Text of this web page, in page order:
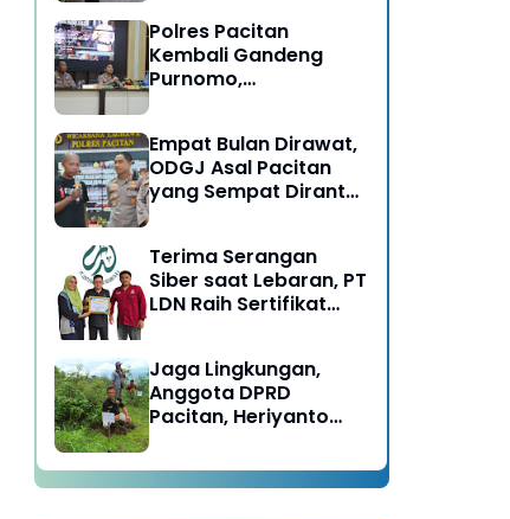
Dapur Tetap Ngebul
Polres Pacitan
Kembali Gandeng
Purnomo,
Rehabilitasi
Empat Bulan Dirawat,
ODGJ Asal Pacitan
yang Sempat Dirantai
Terima Serangan
Siber saat Lebaran, PT
LDN Raih Sertifikat
Karesidenan Madiun
Raya
Jaga Lingkungan,
Anggota DPRD
Pacitan, Heriyanto
Tebang 100 Pohon
diganti Tanam 1000